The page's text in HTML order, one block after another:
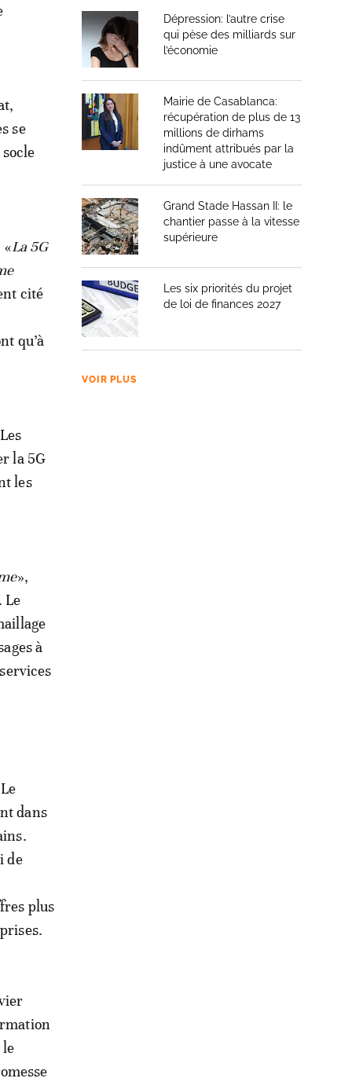
se
«La 5G
cité
qu’à
la 5G
les
»,
Le
à
dans
de
plus
Dépression: l’autre crise
qui pèse des milliards sur
l’économie
Mairie de Casablanca:
récupération de plus de 13
millions de dirhams
indûment attribués par la
justice à une avocate
Grand Stade Hassan II: le
chantier passe à la vitesse
supérieure
Les six priorités du projet
de loi de finances 2027
VOIR PLUS